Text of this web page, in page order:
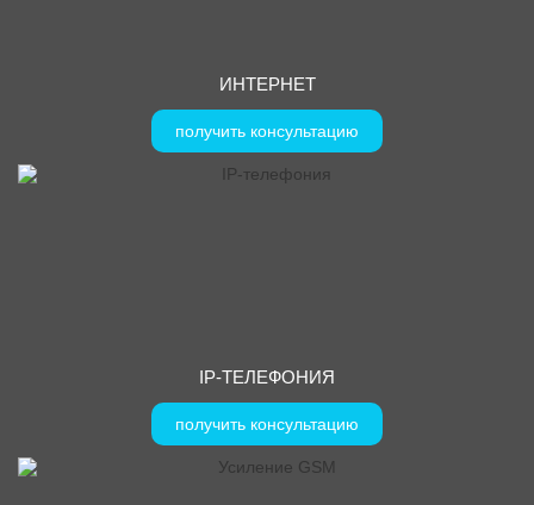
ИНТЕРНЕТ
получить консультацию
IP-ТЕЛЕФОНИЯ
получить консультацию